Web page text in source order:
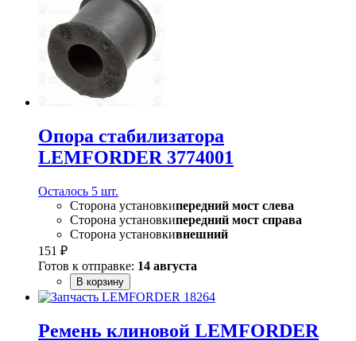
Опора стабилизатора
LEMFORDER 3774001
Осталось 5 шт.
Сторона установкипередний мост слева
Сторона установкипередний мост справа
Сторона установкивнешний
151 ₽
Готов к отправке: 14 августа
В корзину
Ремень клиновой LEMFORDER